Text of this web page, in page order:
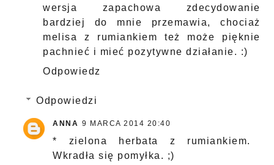
wersja zapachowa zdecydowanie
bardziej do mnie przemawia, chociaż
melisa z rumiankiem też może pięknie
pachnieć i mieć pozytywne działanie. :)
Odpowiedz
Odpowiedzi
ANNA 9 MARCA 2014 20:40
* zielona herbata z rumiankiem.
Wkradła się pomyłka. ;)